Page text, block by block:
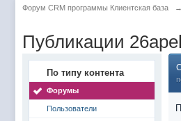
Форум CRM программы Клиентская база →
Публикации
По типу контента
Форумы
Пользователи